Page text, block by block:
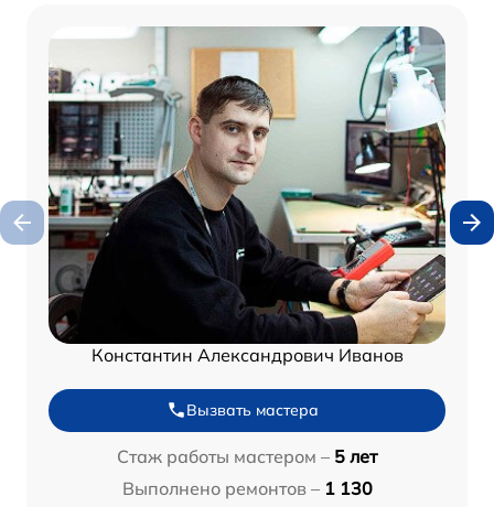
Константин Александрович Иванов
Вызвать мастера
Стаж работы мастером – 5 лет
Выполнено ремонтов – 1 130